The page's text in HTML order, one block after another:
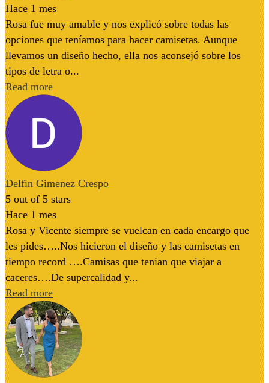
Hace 1 mes
Rosa fue muy amable y nos explicó sobre todas las
opciones que teníamos para hacer camisetas. Aunque
llevamos un diseño hecho, ella nos aconsejó sobre los
tipos de letra o...
Read more
Delfin Gimenez Crespo
5 out of 5 stars
Hace 1 mes
Rosa y Vicente siempre se vuelcan en cada encargo que
les pides…..Nos hicieron el diseño y las camisetas en
tiempo record ….Camisas que tenian que viajar a
caceres….De supercalidad y...
Read more